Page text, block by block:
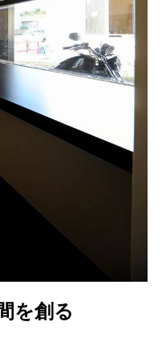
を創る